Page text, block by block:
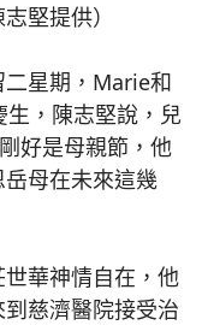
堅提供）
星期，Marie和
，陳志堅說，兒
好是母親節，他
母在未來這幾
華神情自在，他
慈濟醫院接受治